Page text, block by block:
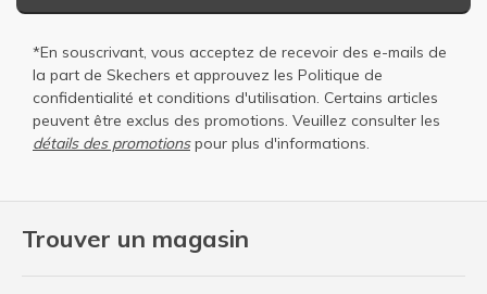
Trouver un magasin
*En souscrivant, vous acceptez de recevoir des e-mails de
la part de Skechers et approuvez les Politique de
confidentialité et conditions d'utilisation. Certains articles
peuvent être exclus des promotions. Veuillez consulter les
détails des promotionspour plus d'informations.